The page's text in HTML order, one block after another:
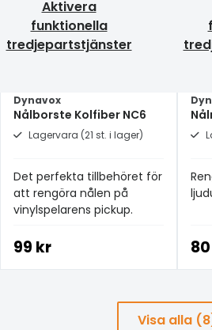
Aktivera
funktionella
tredjepartstjänster
Dynavox
Nålborste Kolfiber NC6
Lagervara (21 st. i lager)
Det perfekta tillbehöret för
att rengöra nålen på
vinylspelarens pickup.
99 kr
Visa alla